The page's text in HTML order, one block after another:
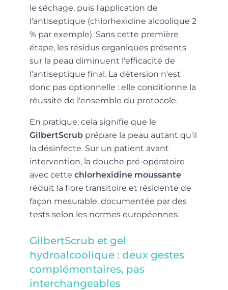
le séchage, puis l'application de
l'antiseptique (chlorhexidine alcoolique 2
% par exemple). Sans cette première
étape, les résidus organiques présents
sur la peau diminuent l'efficacité de
l'antiseptique final. La détersion n'est
donc pas optionnelle : elle conditionne la
réussite de l'ensemble du protocole.
En pratique, cela signifie que le
GilbertScrub prépare la peau autant qu'il
la désinfecte. Sur un patient avant
intervention, la douche pré-opératoire
avec cette chlorhexidine moussante
réduit la flore transitoire et résidente de
façon mesurable, documentée par des
tests selon les normes européennes.
GilbertScrub et gel
hydroalcoolique : deux gestes
complémentaires, pas
interchangeables